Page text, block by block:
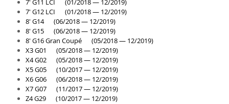
7' G11 LCI (01/2018 — 12/2019)
7' G12 LCI (01/2018 — 12/2019)
8' G14 (06/2018 — 12/2019)
8' G15 (06/2018 — 12/2019)
8' G16 Gran Coupé (05/2018 — 12/2019)
X3 G01 (05/2018 — 12/2019)
X4 G02 (05/2018 — 12/2019)
X5 G05 (10/2017 — 12/2019)
X6 G06 (06/2018 — 12/2019)
X7 G07 (11/2017 — 12/2019)
Z4 G29 (10/2017 — 12/2019)